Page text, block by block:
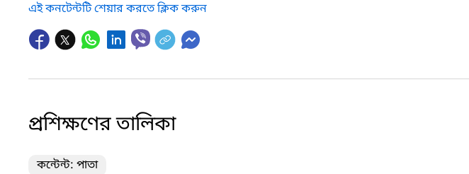
এই কনটেন্টটি শেয়ার করতে ক্লিক করুন
প্রশিক্ষণের তালিকা
কন্টেন্ট: পাতা